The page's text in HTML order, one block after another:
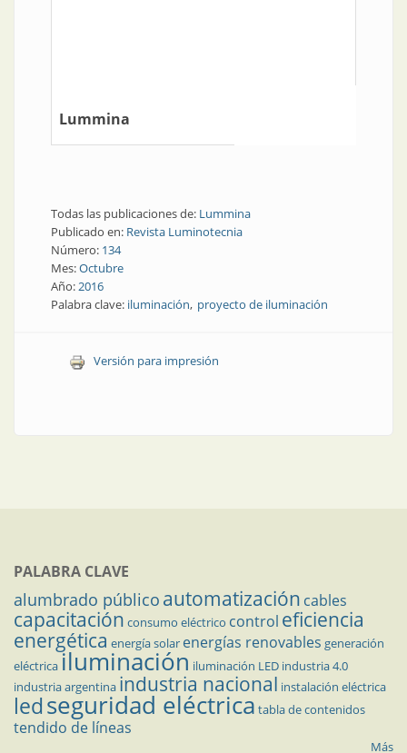
Lummina
Todas las publicaciones de: Lummina
Publicado en: Revista Luminotecnia
Número: 134
Mes:Octubre
Año:2016
Palabra clave: iluminación proyecto de iluminación
Versión para impresión
PALABRA CLAVE
alumbrado público automatización cables
capacitación consumo eléctrico control eficiencia
energética energía solar energías renovables generación
eléctricailuminación iluminación LED industria 4.0
industria argentina industria nacional instalación eléctrica
ledseguridad eléctrica tabla de contenidos
tendido de líneas
Más